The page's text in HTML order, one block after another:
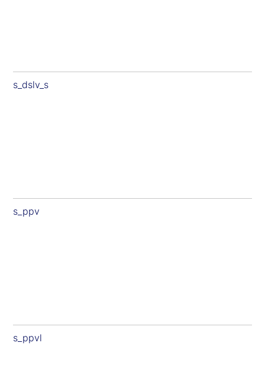
s_dslv_s
s_ppv
s_ppvl